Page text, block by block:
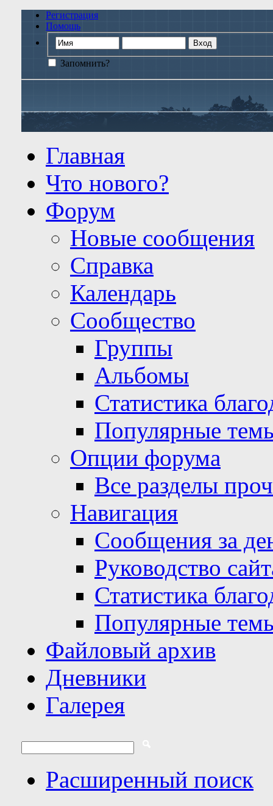
Регистрация
Помощь
Запомнить?
Главная
Что нового?
Форум
Новые сообщения
Справка
Календарь
Сообщество
Группы
Альбомы
Статистика
Популярные
Опции форума
Все разделы
Навигация
Сообщения за
Руководство
Статистика
Популярные
Файловый архив
Дневники
Галерея
Расширенный поиск